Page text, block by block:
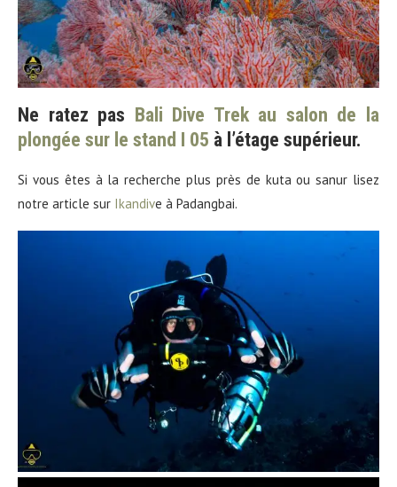
Ne ratez pas
Bali Dive Trek au salon de la
plongée sur le stand I 05 à l’étage supérieur.
Si vous êtes à la recherche plus près de kuta ou sanur lisez
notre article sur Ikandive à Padangbai.